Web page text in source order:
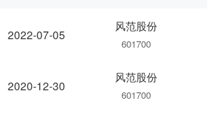
2022-07-05
2020-12-30
风范股份
601700
风范股份
601700